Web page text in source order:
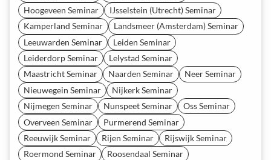
Hoogeveen Seminar
IJsselstein (Utrecht) Seminar
Kamperland Seminar
Landsmeer (Amsterdam) Seminar
Leeuwarden Seminar
Leiden Seminar
Leiderdorp Seminar
Lelystad Seminar
Maastricht Seminar
Naarden Seminar
Neer Seminar
Nieuwegein Seminar
Nijkerk Seminar
Nijmegen Seminar
Nunspeet Seminar
Oss Seminar
Overveen Seminar
Purmerend Seminar
Reeuwijk Seminar
Rijen Seminar
Rijswijk Seminar
Roermond Seminar
Roosendaal Seminar